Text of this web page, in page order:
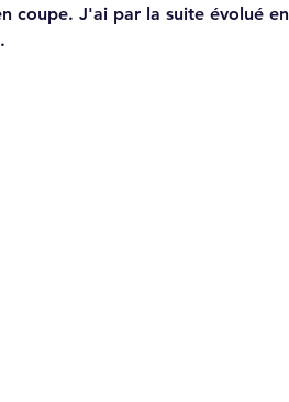
coupe. J'ai par la suite évolué en